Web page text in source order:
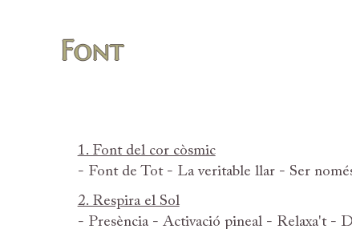
1. Font del cor còsmic
- Font de Tot - La veritable llar - Ser
2. Respira el Sol
- Presència - Activació pineal - Relaxa't -
Font